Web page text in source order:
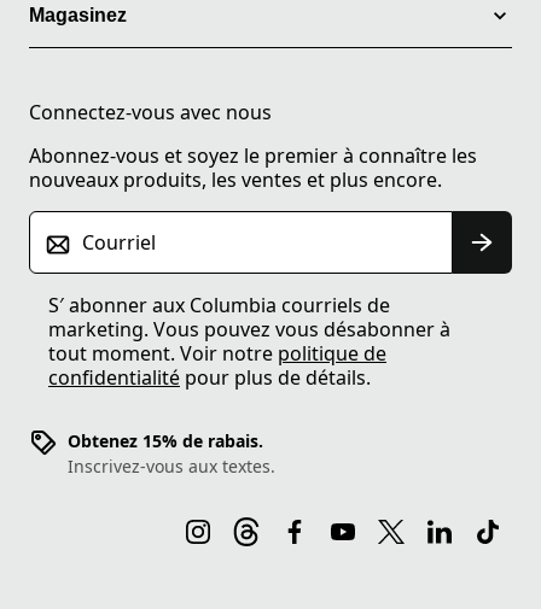
Magasinez
Connectez-vous avec nous
Abonnez-vous et soyez le premier à connaître les
nouveaux produits, les ventes et plus encore.
Courriel
S′ abonner aux Columbia courriels de
marketing. Vous pouvez vous désabonner à
tout moment. Voir notre politique de
confidentialité pour plus de détails.
Obtenez 15% de rabais.
Inscrivez-vous aux textes.